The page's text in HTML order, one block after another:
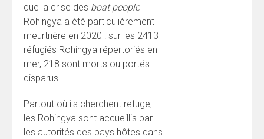
que la crise des boat people
Rohingya a été particulièrement
meurtrière en 2020 : sur les 2413
réfugiés Rohingya répertoriés en
mer, 218 sont morts ou portés
disparus.
Partout où ils cherchent refuge,
les Rohingya sont accueillis par
les autorités des pays hôtes dans